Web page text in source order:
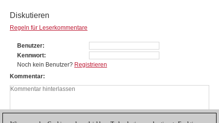
Diskutieren
Regeln für Leserkommentare
Benutzer
Kennwort
Noch kein Benutzer? Registrieren
Kommentar